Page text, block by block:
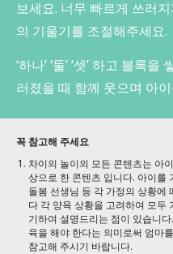
보세요. 너무 빠르게 쓰러
의 기울기를 조절해주세요.
‘하나’ ‘둘’ ‘셋’ 하고 블록
러졌을 때 함께 웃으며 아
꼭 참고해 주세요
차이의 놀이의 모든 콘텐츠는 아
상으로 한 콘텐츠 입니다. 아이를
돌봄 선생님 등 각 가정의 상황에
다 각 양육 상황을 고려하여 모두
기하여 설명드리는 점이 있습니
육을 해야 한다는 의미로써 엄마
참고해 주시기 바랍니다.